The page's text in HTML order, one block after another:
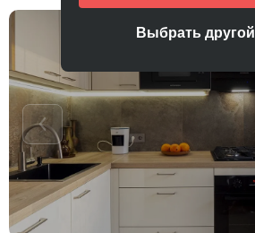
Выбрать другой